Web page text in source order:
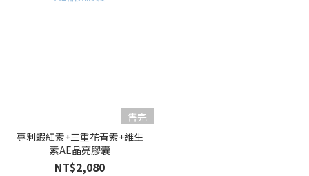
售完
專利蝦紅素+三重花青素+維生
素AE晶亮膠囊
NT$2,080